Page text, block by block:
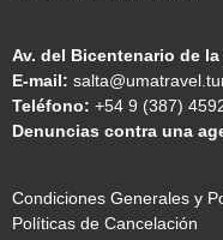
Av. del Bicentenario de
E-mail:
Teléfono: +54 9 (387)
Denuncias contra una
Condiciones Generales y
Políticas de Cancelación